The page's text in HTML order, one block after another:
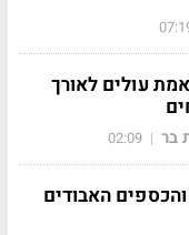
עולים לאורך
בר |
02:09
האבודים